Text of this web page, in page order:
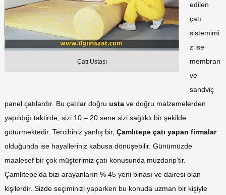
Çatı Ustası
edilen
çatı
sistemimi
z ise
membran
ve
sandviç
panel çatılardır. Bu çatılar doğru usta ve doğru malzemelerden
yapıldığı taktirde, sizi 10 – 20 sene sizi sağlıklı bir şekilde
götürmektedir. Tercihiniz yanlış bir, Çamlıtepe çatı yapan firmalar
olduğunda ise hayalleriniz kabusa dönüşebilir. Günümüzde
maalesef bir çok müşterimiz çatı konusunda muzdarip’tir.
Çamlıtepe’da bizi arayanların % 45 yeni binası ve dairesi olan
kişilerdir. Sizde seçiminizi yaparken bu konuda uzman bir kişiyle